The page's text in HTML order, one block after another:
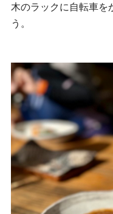
木のラックに自転車を
う。